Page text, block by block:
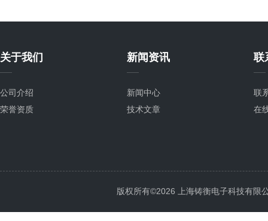
关于我们
公司介绍
荣誉资质
新闻资讯
新闻中心
技术文章
联
联
在
版权所有©2026 上海铸衡电子科技有